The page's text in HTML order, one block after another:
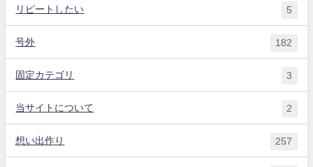
リピートしたい 5
号外 182
固定カテゴリ 3
当サイトについて 2
想い出作り 257